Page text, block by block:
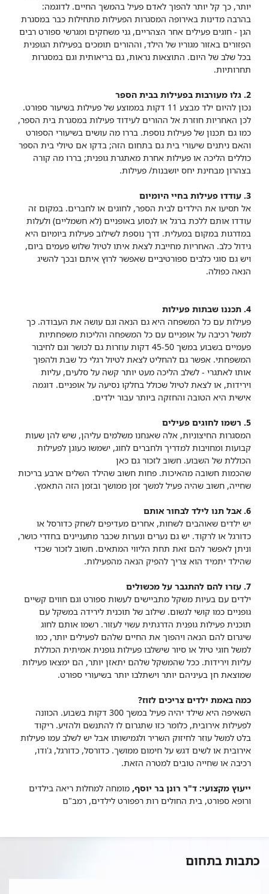
יותר, כך קל יותר להפוך לאדם פעיל בהמשך החיים. לדוגמה:
בהרבה מדינות באירופה המסגרות הפעילות מתחילות כבר במסגרת
הגן - חוגים פעילים אחר הצהריים, גני משחקים ומגרשי ספורט רבים
הפזורים באזור מגוריו של הילד, וההורים תומכים בפעילות הגופנית
בכל שלב של היום. התוצאות נראות, גם בריאותית וגם במסגרות
תחרותיות.
2. גלו מעורבות בפעילות בבית הספר
נכון להיום ילד מבצע 11 דקות בממוצע של פעילות בשיעור ספורט.
לכן האחריות חוזרת אל ההורים לעידוד פעילות במסגרת בית הספר,
כמו גם תכנון של פעילות נוספת. בררו מה עושים בשיעורי הספורט
והאם ניתנים שיעורי בית גם בתחום הזה; בדקו אם טיולי בית הספר
כוללים הליכה או פעילות אחרת מאתגרת גופנית; בררו מה קורה
בצהרון מבחינת יחס יושבנות/ פעילות.
3. עודדו פעילות בחיי היומיום
אל תסיעו את הילדים לבית הספר, לחוגים או לחברים. במקום זה
עודדו אותם ללכת ברגל או לנסוע באופניים (לא חשמליים) ולעלות
במדרגות במקום במעלית. דרך נוספת לשילוב פעילות ביומיום היא
גידול כלב. האחריות מחייבת לצאת איתו לטיול שלוש פעמים ביום,
ויש גם סוגי כלבים ספורטיביים שאפשר לרוץ איתם ובכך להשיג
הנאה כפולה.
4. תכננו שבתות פעילות
פעילות עם כל המשפחה היא גם הנאה וגם עושה את העבודה. כך
למשל רכיבה על אופניים עם כל המשפחה והליכות משפחתיות
פעמיים בשבוע במשך 45-50 דקות עוזרות גם לכושר וגם לחיבור
המשפחתי. אפשר גם להחליט לצאת לטיול רגלי כל שבת ולהפוך
אותו לאתגרי - לשלב הליכה מעט יותר קשה על סלעים, עליות
וירידות, או לצאת לטיול שכולל בחלקו נסיעה על אופניים. דוגמה
אישית היא הטובה והחזקה ביותר עבור ילדים.
5. רשמו לחוגים פעילים
המסגרות החיצוניות, אלה שאנחנו משלמים עליהן, שיש להן שעות
קבועות ומחויבות למדריך ולחברים לחוג, ישמשו כעוגן לפעילות
הכוללת של השבוע. חשוב לזכור גם כאן
שהכמות חשובה מהאיכות. פחות חשוב שהילד השלים ארבע בריכות
שחייה, חשוב שהיה פעיל למשך זמן ממושך ובזמן הזה התאמץ.
6. אבל תנו לילד לבחור אותם
יש ילדים שאוהבים לשחות, אחרים מעדיפים לשחק כדורסל או
כדורגל או לרקוד. יש גם נערים ונערות שכבר מתעניינים בחדרי כושר,
וניתן לאפשר להם זאת תחת הליווי המתאים. חשוב לזכור שכדי
שהילד יתמיד הוא צריך להפיק הנאה מהפעילות.
7. עזרו להם להתגבר על מכשולים
ילדים עם בעיות משקל מתביישים לעשות ספורט וגם חווים קשיים
גופניים כמו קושי לנשום. שילוב של תוכנית לירידה במשקל עם
תוכנית פעילות גופנית הדרגתית עשוי לעזור. רשמו אותם לחוג
שיגרום להם הנאה ויהפוך את החיים שלהם לפעילים יותר, כמו
למשל חוגי טיול או סיור שישלבו פעילות גופנית אמיתית הכוללת
עליות וירידות. ככל שהמשקל שלהם יתאזן יותר, הם ימצאו פעילות
שמוצאת חן בעיניהם יותר וישתלבו יותר בשיעורי ספורט.
כמה באמת ילדים צריכים לזוז?
השאיפה היא שילד יהיה פעיל במשך 300 דקות בשבוע. הכוונה
לפעילות אירובית, כלומר כזו שתגרום לו להתנשם ולהזיע. ריקוד
בלט למשל עוזר לחיזוק השריר ולגמישותו אבל יש לשלב עמו פעילות
אירובית או לשים דגש על חימום ממושך. כדורסל, כדורגל, ג'ודו,
רכיבה או שחייה טובים למטרה הזאת.
ייעוץ מקצועי: ד"ר רונן בר יוסף, מומחה למחלות ריאה בילדים
ורופא ספורט, בית החולים רות רפפורט לילדים, רמב"ם
כתבות בתחום